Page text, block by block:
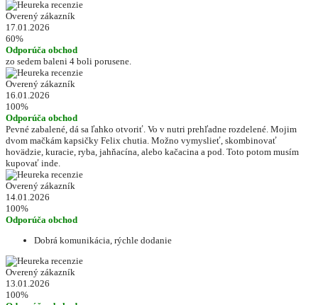
Overený zákazník
17.01.2026
60%
Odporúča obchod
zo sedem baleni 4 boli porusene.
Overený zákazník
16.01.2026
100%
Odporúča obchod
Pevné zabalené, dá sa ľahko otvoriť. Vo v nutri prehľadne rozdelené. Mojim
dvom mačkám kapsičky Felix chutia. Možno vymyslieť, skombinovať
hovädzie, kuracie, ryba, jahňacína, alebo kačacina a pod. Toto potom musím
kupovať inde.
Overený zákazník
14.01.2026
100%
Odporúča obchod
Dobrá komunikácia, rýchle dodanie
Overený zákazník
13.01.2026
100%